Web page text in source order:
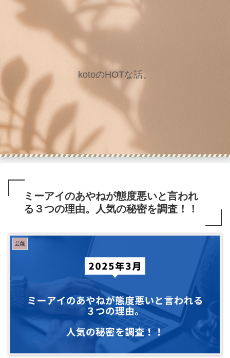
kotoのHOTな話。
ミーアイのあやねが態度悪いと言われ
る３つの理由。人気の秘密を調査！！
芸能